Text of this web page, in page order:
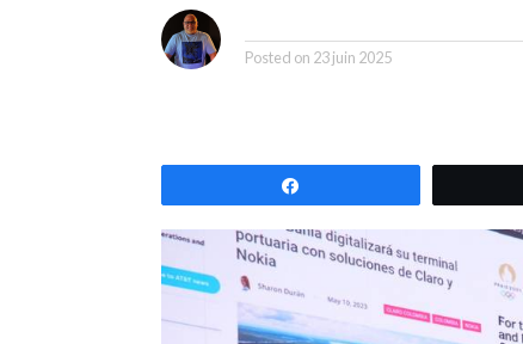
Posted on 23 juin 2025